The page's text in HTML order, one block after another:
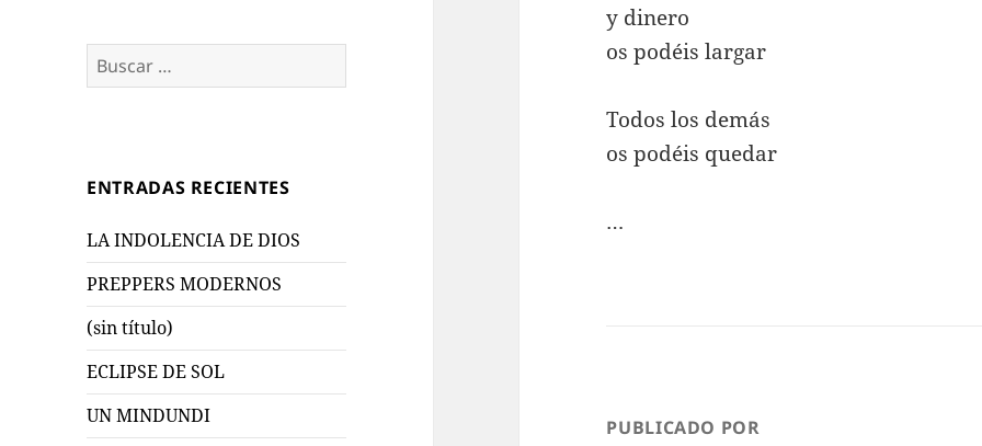
Buscar:
ENTRADAS RECIENTES
LA INDOLENCIA DE DIOS
PREPPERS MODERNOS
(sin título)
ECLIPSE DE SOL
UN MINDUNDI
y dinero
os podéis largar
Todos los demás
os podéis quedar
…
PUBLICADO POR